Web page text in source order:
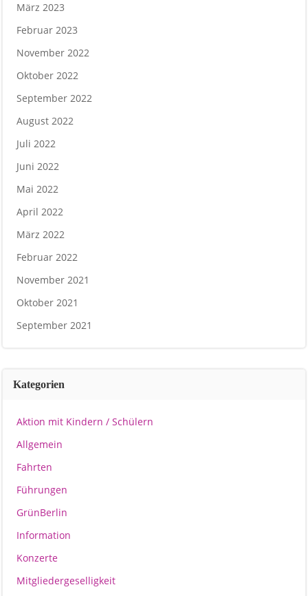
März 2023
Februar 2023
November 2022
Oktober 2022
September 2022
August 2022
Juli 2022
Juni 2022
Mai 2022
April 2022
März 2022
Februar 2022
November 2021
Oktober 2021
September 2021
Kategorien
Aktion mit Kindern / Schülern
Allgemein
Fahrten
Führungen
GrünBerlin
Information
Konzerte
Mitgliedergeselligkeit